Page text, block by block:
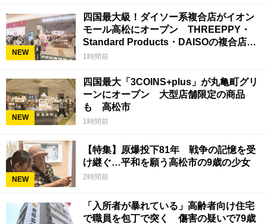
NEW
四国最大級！ダイソー系複合店がイオン
モール高松にオープン THREEPPY・
Standard Products・DAISOの複合店は
香川県初
1時間前
NEW
四国最大「3COINS+plus」が丸亀町グリ
ーンにオープン 大型店舗限定の商品
も 高松市
1時間前
NEW
【特集】原爆投下81年 戦争の記憶を受
け継ぐ…平和を願う高松市の9歳の少女
2時間前
「入所者が暴れている」高齢者向け住宅
で職員を包丁で突く 傷害の疑いで79歳